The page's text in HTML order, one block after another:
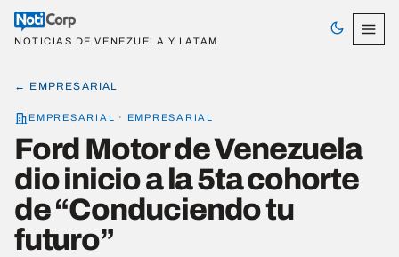
NOTICIAS DE VENEZUELA Y LATAM
← EMPRESARIAL
EMPRESARIAL · EMPRESARIAL
Ford Motor de Venezuela
dio inicio a la 5ta cohorte
de “Conduciendo tu
futuro”